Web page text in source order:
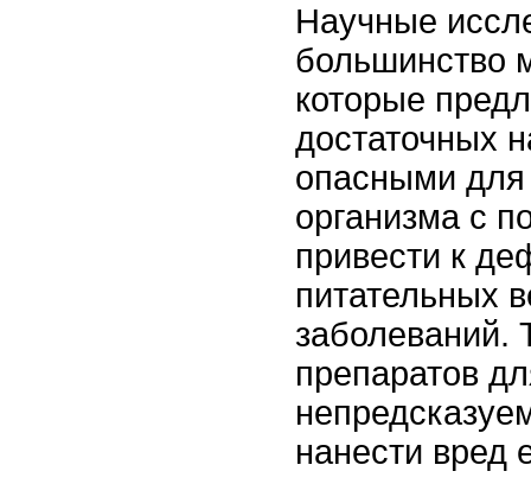
Научные
большинство
которые
достаточных
опасными
организма с
привести к
питательных
заболеваний.
препаратов
нанести вред